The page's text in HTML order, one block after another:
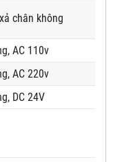
chân không
AC 110v
AC 220v
DC 24V